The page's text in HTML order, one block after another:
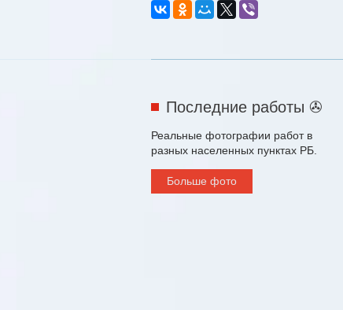
Последние работы ✇
Реальные фотографии работ в
разных населенных пунктах РБ.
Больше фото